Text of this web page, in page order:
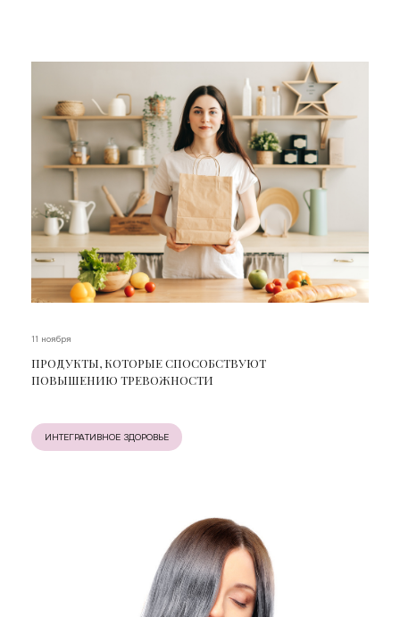
11 ноября
ПРОДУКТЫ, КОТОРЫЕ СПОСОБСТВУЮТ
ПОВЫШЕНИЮ ТРЕВОЖНОСТИ
ИНТЕГРАТИВНОЕ ЗДОРОВЬЕ